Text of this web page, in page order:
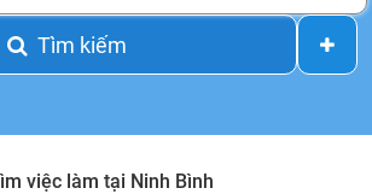
Tìm kiếm
việc làm tại Ninh Bình